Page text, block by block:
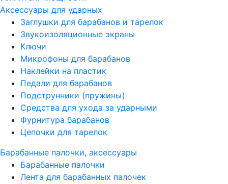
Аксессуары для ударных
Заглушки для барабанов и тарелок
Звукоизоляционные экраны
Ключи
Микрофоны для барабанов
Наклейки на пластик
Педали для барабанов
Подструнники (пружины)
Средства для ухода за ударными
Фурнитура барабанов
Цепочки для тарелок
Барабанные палочки, аксессуары
Барабанные палочки
Лента для барабанных палочек